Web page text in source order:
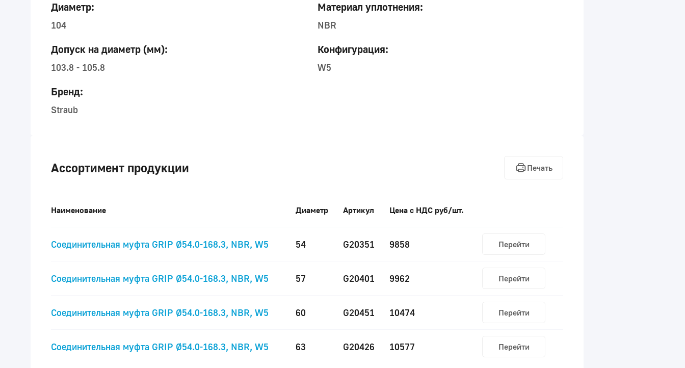
Диаметр:
104
Материал уплотнения:
NBR
Допуск на диаметр (мм):
103.8 - 105.8
Конфигурация:
W5
Бренд:
Straub
Ассортимент продукции Печать
Наименование Диаметр Артикул Цена с НДС руб/шт.
Соединительная муфта GRIP Ø54.0-168.3, NBR, W5 54 G20351 9858 Перейти
Соединительная муфта GRIP Ø54.0-168.3, NBR, W5 57 G20401 9962 Перейти
Соединительная муфта GRIP Ø54.0-168.3, NBR, W5 60 G20451 10474 Перейти
Соединительная муфта GRIP Ø54.0-168.3, NBR, W5 63 G20426 10577 Перейти